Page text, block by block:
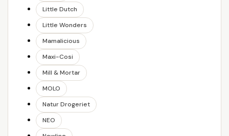
Little Dutch
Little Wonders
Mamalicious
Maxi-Cosi
Mill & Mortar
MOLO
Natur Drogeriet
NEO